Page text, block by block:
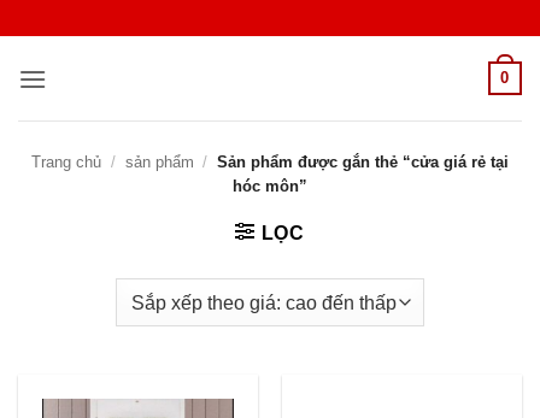
nội
0
Trang chủ / sản phẩm / Sản phẩm được gắn thẻ “cửa giá rẻ tại
hóc môn”
LỌC